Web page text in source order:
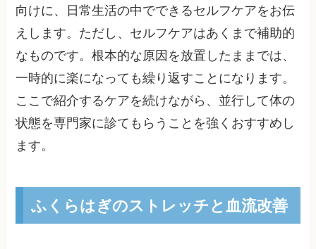
向けに、日常生活の中でできるセルフケアをお伝
えします。ただし、セルフケアはあくまで補助的
なものです。根本的な原因を放置したままでは、
一時的に楽になっても繰り返すことになります。
ここで紹介するケアを続けながら、並行して体の
状態を専門家に診てもらうことを強くおすすめし
ます。
ふくらはぎのストレッチと血流改善